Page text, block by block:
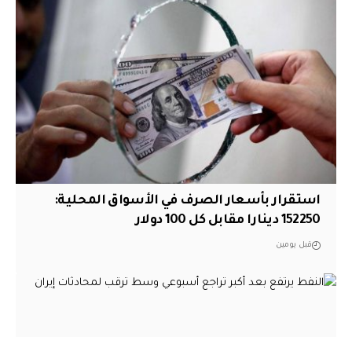
استقرار بأسعار الصرف في الأسواق المحلية:
152250 دينارا مقابل كل 100 دولار
قبل يومين